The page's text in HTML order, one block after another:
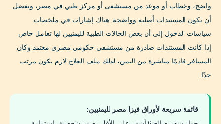
واضح، وخطاب أو موعد من مستشفى أو مركز طبي في مصر، ويفضل
أن تكون المستندات أصلية وواضحة. هناك إشارات في ملخصات
سياسات الدخول إلى أن بعض الحالات الطبية لليمنيين لها تعامل خاص
إذا كانت المستندات صادرة من مستشفى حكومي مصري معتمد وكان
المسافر قادمًا مباشرة من اليمن، لذلك ملف العلاج لازم يكون مرتب
جدًا.
قائمة سريعة لأوراق فيزا مصر لليمنيين: